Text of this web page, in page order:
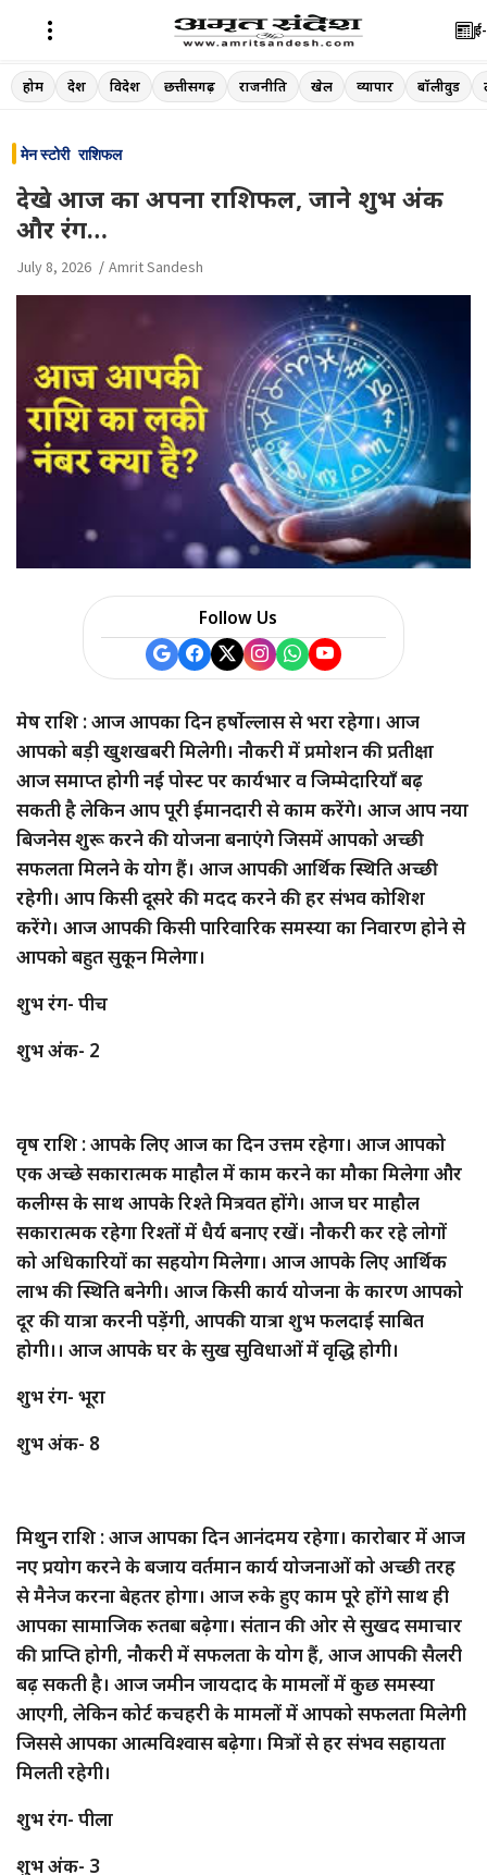
Skip
to
होम देश विदेश छत्तीसगढ़ राजनीति खेल व्यापार बॉलीवुड
मेन स्टोरी राशिफल
देखे आज का अपना राशिफल, जाने शुभ अंक
और रंग…
July 8, 2026 Amrit Sandesh
Follow Us
मेष राशि : आज आपका दिन हर्षोल्लास से भरा रहेगा। आज
आपको बड़ी खुशखबरी मिलेगी। नौकरी में प्रमोशन की प्रतीक्षा
आज समाप्त होगी नई पोस्ट पर कार्यभार व जिम्मेदारियाँ बढ़
सकती है लेकिन आप पूरी ईमानदारी से काम करेंगे। आज आप नया
बिजनेस शुरू करने की योजना बनाएंगे जिसमें आपको अच्छी
सफलता मिलने के योग हैं। आज आपकी आर्थिक स्थिति अच्छी
रहेगी। आप किसी दूसरे की मदद करने की हर संभव कोशिश
करेंगे। आज आपकी किसी पारिवारिक समस्या का निवारण होने से
आपको बहुत सुकून मिलेगा।
शुभ रंग- पीच
शुभ अंक- 2
वृष राशि : आपके लिए आज का दिन उत्तम रहेगा। आज आपको
एक अच्छे सकारात्मक माहौल में काम करने का मौका मिलेगा और
कलीग्स के साथ आपके रिश्ते मित्रवत होंगे। आज घर माहौल
सकारात्मक रहेगा रिश्तों में धैर्य बनाए रखें। नौकरी कर रहे लोगों
को अधिकारियों का सहयोग मिलेगा। आज आपके लिए आर्थिक
लाभ की स्थिति बनेगी। आज किसी कार्य योजना के कारण आपको
दूर की यात्रा करनी पड़ेंगी, आपकी यात्रा शुभ फलदाई साबित
होगी।। आज आपके घर के सुख सुविधाओं में वृद्धि होगी।
शुभ रंग- भूरा
शुभ अंक- 8
मिथुन राशि : आज आपका दिन आनंदमय रहेगा। कारोबार में आज
नए प्रयोग करने के बजाय वर्तमान कार्य योजनाओं को अच्छी तरह
से मैनेज करना बेहतर होगा। आज रुके हुए काम पूरे होंगे साथ ही
आपका सामाजिक रुतबा बढ़ेगा। संतान की ओर से सुखद समाचार
की प्राप्ति होगी, नौकरी में सफलता के योग हैं, आज आपकी सैलरी
बढ़ सकती है। आज जमीन जायदाद के मामलों में कुछ समस्या
आएगी, लेकिन कोर्ट कचहरी के मामलों में आपको सफलता मिलेगी
जिससे आपका आत्मविश्वास बढ़ेगा। मित्रों से हर संभव सहायता
मिलती रहेगी।
शुभ रंग- पीला
शुभ अंक- 3